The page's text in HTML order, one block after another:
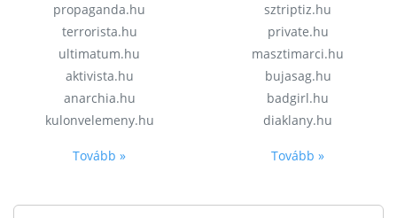
propaganda.hu
terrorista.hu
ultimatum.hu
aktivista.hu
anarchia.hu
kulonvelemeny.hu
Tovább »
sztriptiz.hu
private.hu
masztimarci.hu
bujasag.hu
badgirl.hu
diaklany.hu
Tovább »